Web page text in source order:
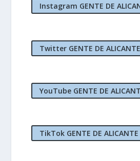
Instagram GENTE DE
Twitter GENTE DE ALICANTE
YouTube GENTE DE
TikTok GENTE DE ALICANTE